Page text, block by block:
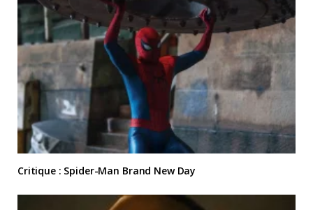
Critique : Spider-Man Brand New Day